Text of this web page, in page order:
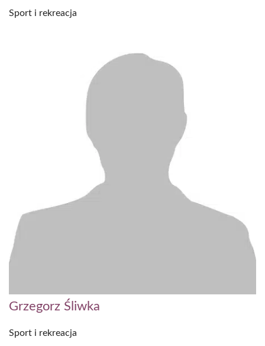
Sport i rekreacja
Grzegorz Śliwka
Sport i rekreacja